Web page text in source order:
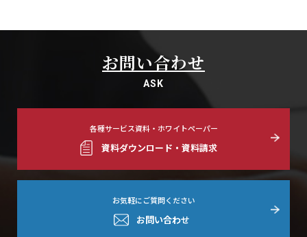
お問い合わせ
ASK
各種サービス資料・ホワイトペーパー
資料ダウンロード・資料請求
お気軽にご質問ください
お問い合わせ